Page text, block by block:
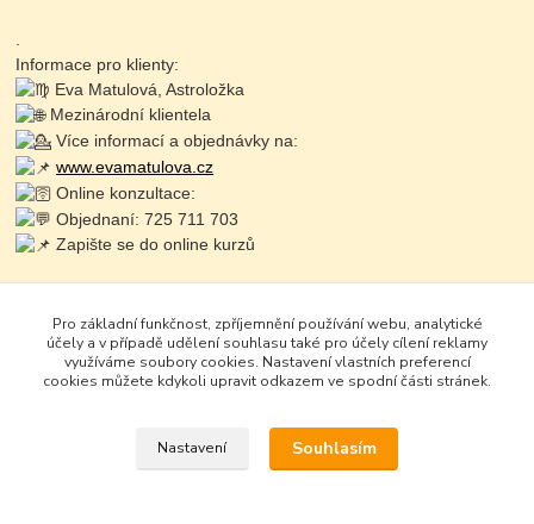
Informace pro klienty:
Eva Matulová, Astroložka
Mezinárodní klientela
Více informací a objednávky na:
www.evamatulova.cz
Online konzultace:
Objednaní: 725 711 703
Zapište se do online kurzů
Pro základní funkčnost, zpříjemnění používání webu, analytické
účely a v případě udělení souhlasu také pro účely cílení reklamy
využíváme soubory cookies. Nastavení vlastních preferencí
cookies můžete kdykoli upravit odkazem ve spodní části stránek.
Nastavení Souhlasím